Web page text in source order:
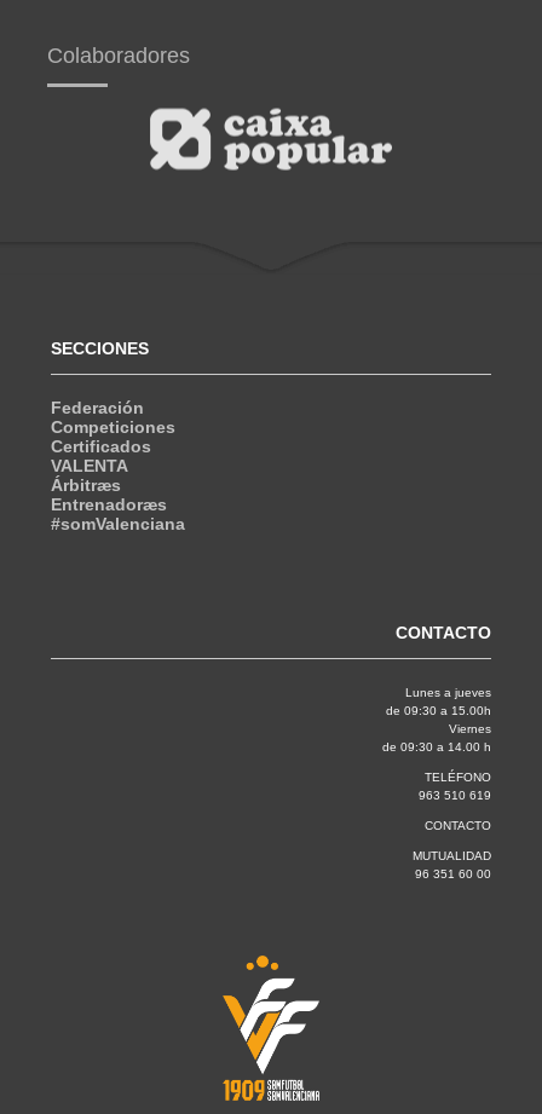
Colaboradores
SECCIONES
Federación
Competiciones
Certificados
VALENTA
Árbitræs
Entrenadoræs
#somValenciana
CONTACTO
Lunes a jueves
de 09:30 a 15.00h
Viernes
de 09:30 a 14.00 h
TELÉFONO
963 510 619
CONTACTO
MUTUALIDAD
96 351 60 00